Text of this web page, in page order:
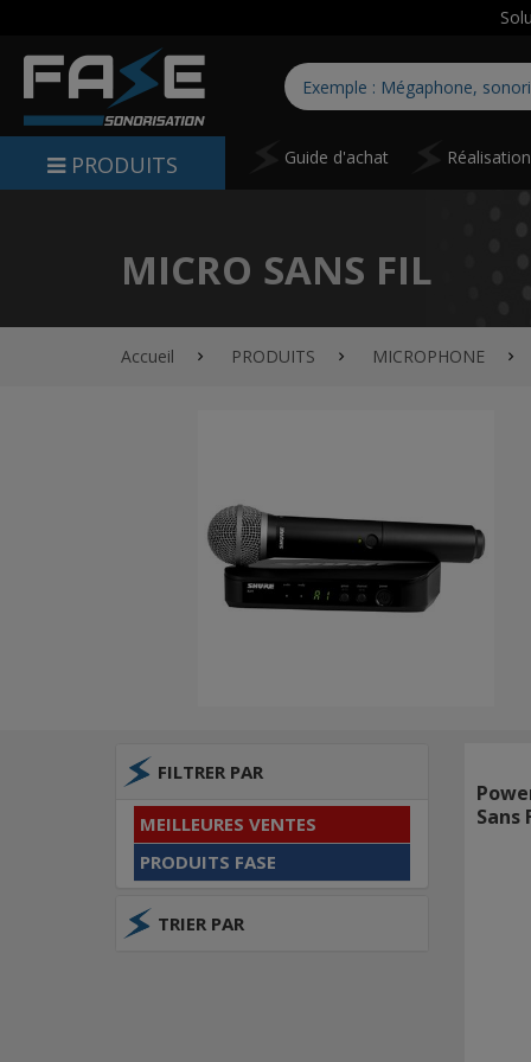
PRODUITS Guide d'achat
MICRO SANS FIL
Accueil PRODUITS MICROPHONE
FILTRER PAR
MEILLEURES VENTES
PRODUITS FASE
TRIER PAR
Sans